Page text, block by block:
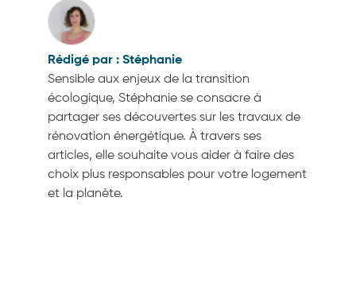
Stéphanie
Sensible aux enjeux de la transition
écologique, Stéphanie se consacre à
partager ses découvertes sur les travaux de
rénovation énergétique. À travers ses
articles, elle souhaite vous aider à faire des
choix plus responsables pour votre logement
et la planète.